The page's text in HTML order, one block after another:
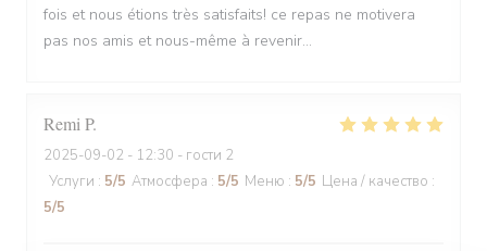
fois et nous étions très satisfaits! ce repas ne motivera
pas nos amis et nous-même à revenir...
Remi P
2025-09-02 - 12:30 - гости 2
Услуги : 5/5 Атмосфера : 5/5 Меню : 5/5 Цена / качество :
5/5